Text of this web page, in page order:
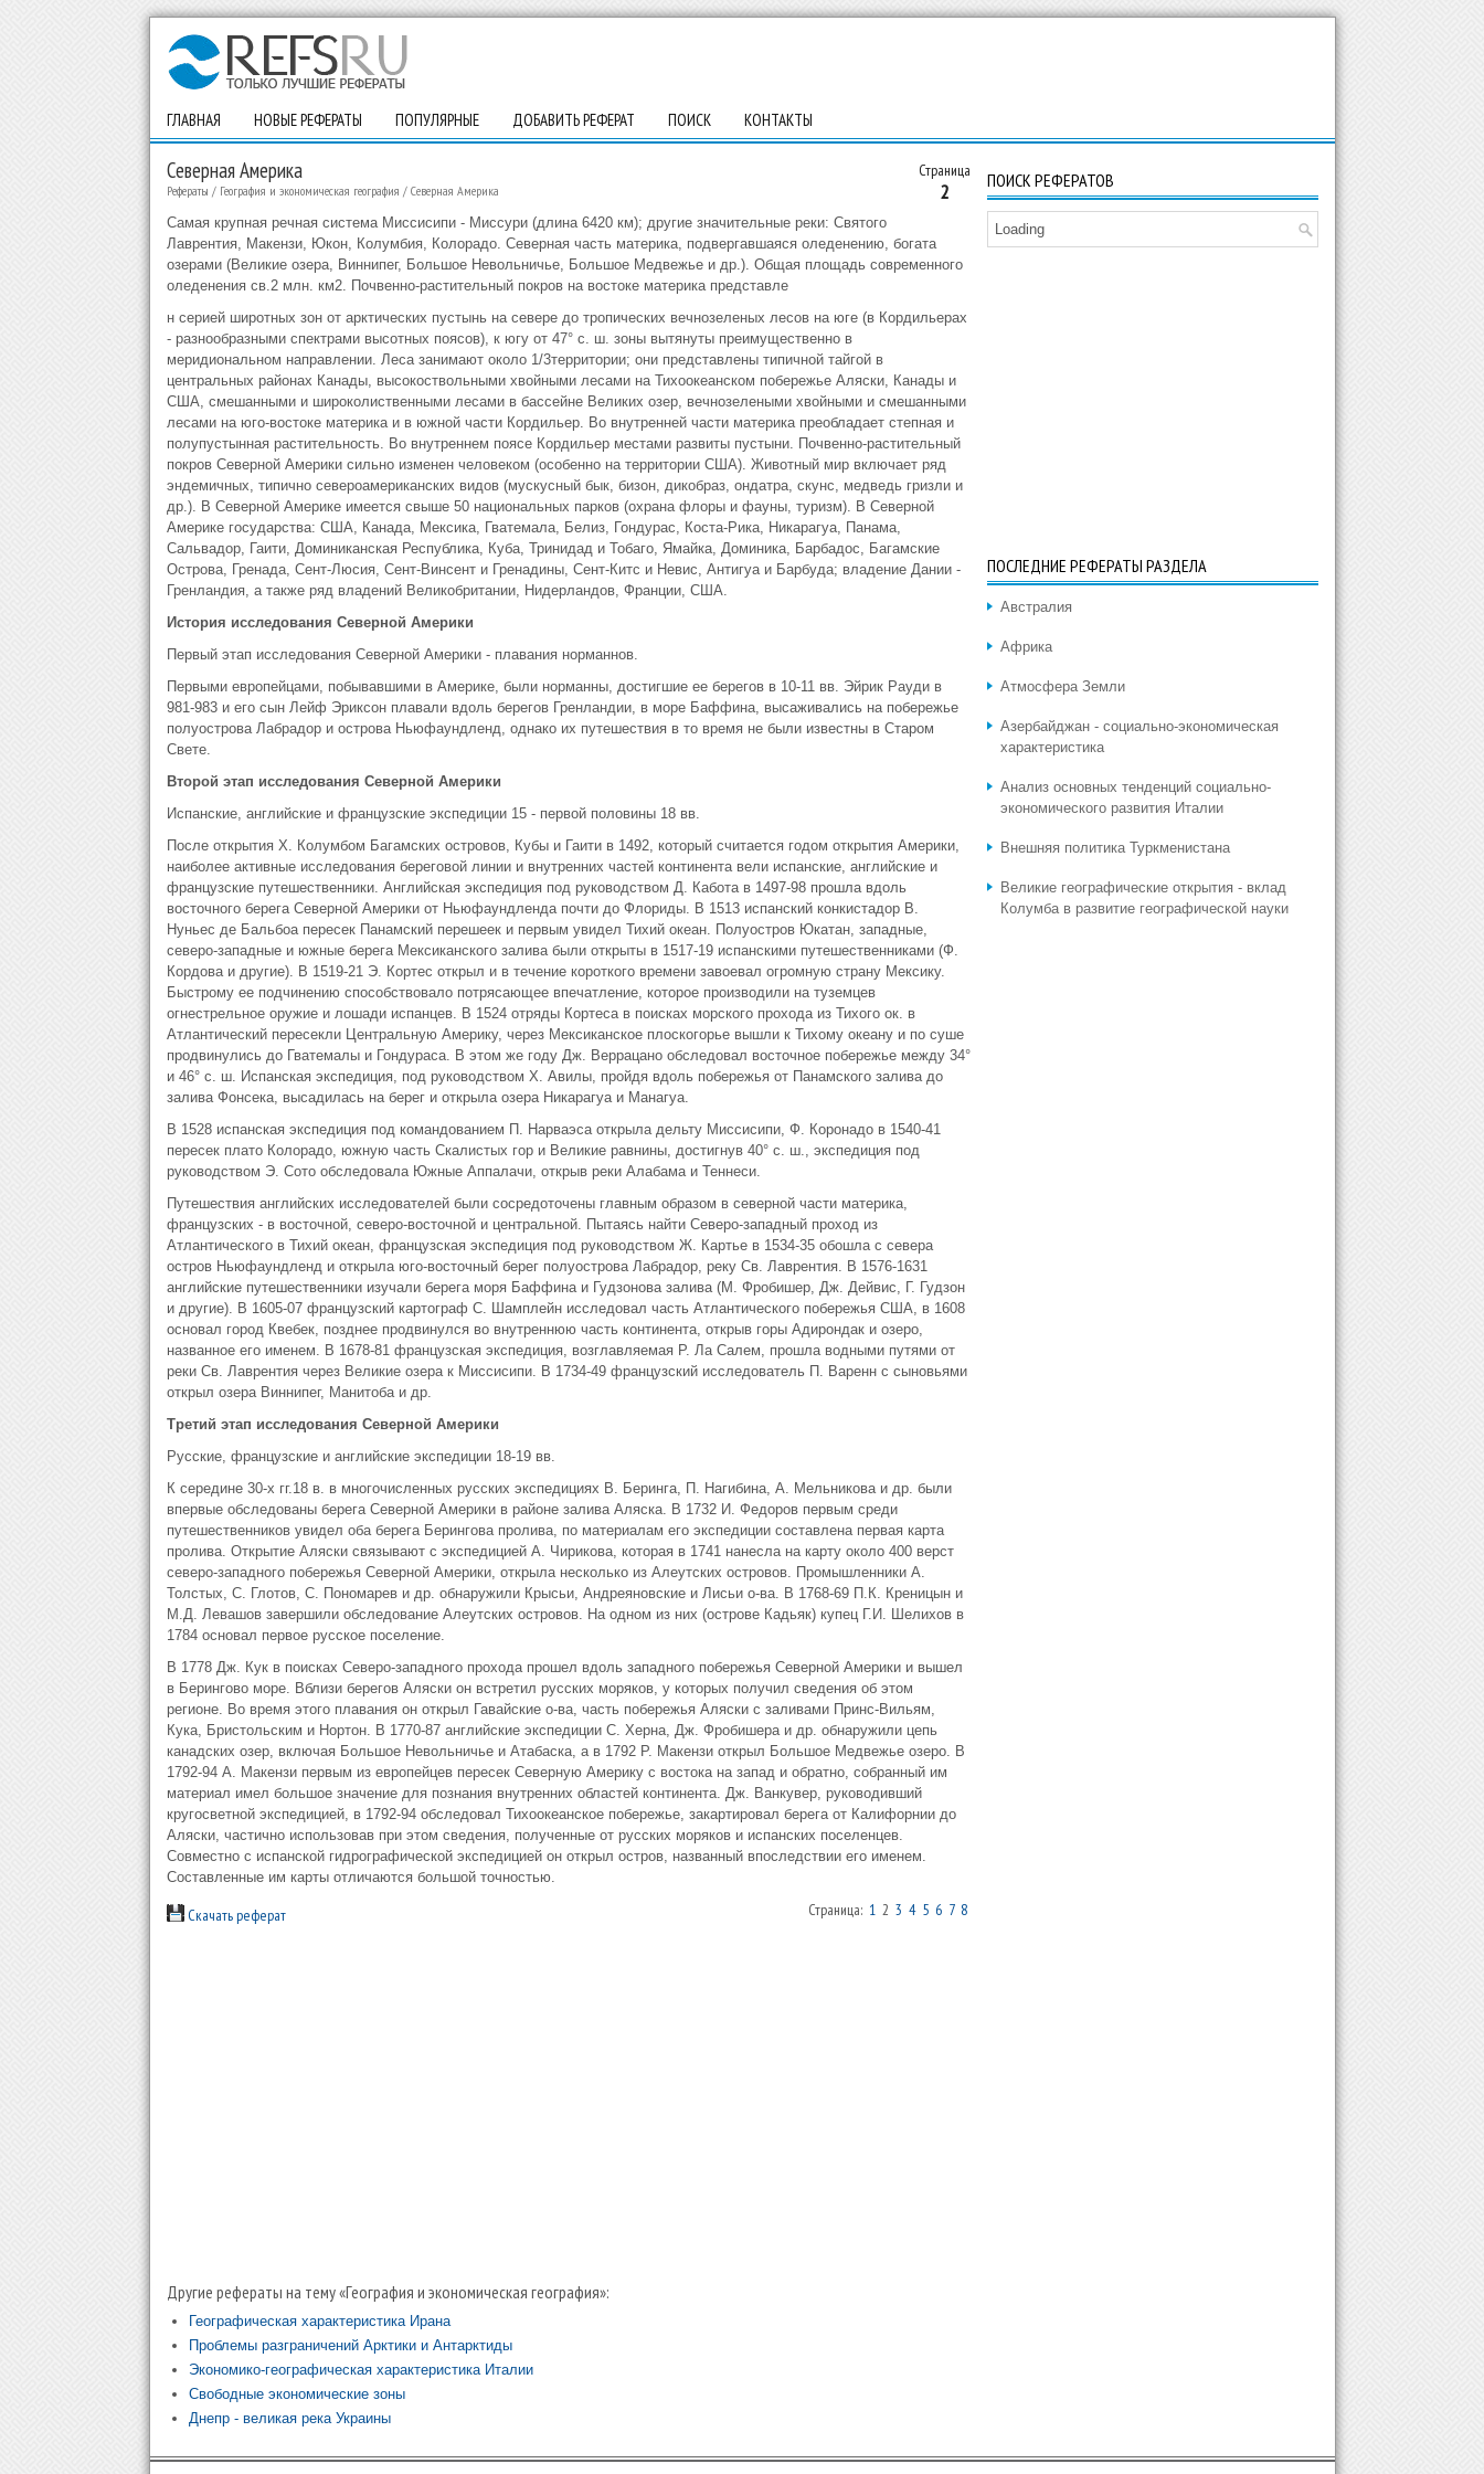
ГЛАВНАЯ НОВЫЕ РЕФЕРАТЫ ПОПУЛЯРНЫЕ ДОБАВИТЬ РЕФЕРАТ ПОИСК КОНТАКТЫ
Страница
2
Северная Америка
Рефераты / География и экономическая география / Северная Америка
Самая крупная речная система Миссисипи - Миссури (длина 6420 км); другие значительные реки: Святого
Лаврентия, Макензи, Юкон, Колумбия, Колорадо. Северная часть материка, подвергавшаяся оледенению, богата
озерами (Великие озера, Виннипег, Большое Невольничье, Большое Медвежье и др.). Общая площадь современного
оледенения св.2 млн. км2. Почвенно-растительный покров на востоке материка представле
н серией широтных зон от арктических пустынь на севере до тропических вечнозеленых лесов на юге (в Кордильерах
- разнообразными спектрами высотных поясов), к югу от 47° с. ш. зоны вытянуты преимущественно в
меридиональном направлении. Леса занимают около 1/3территории; они представлены типичной тайгой в
центральных районах Канады, высокоствольными хвойными лесами на Тихоокеанском побережье Аляски, Канады и
США, смешанными и широколиственными лесами в бассейне Великих озер, вечнозелеными хвойными и смешанными
лесами на юго-востоке материка и в южной части Кордильер. Во внутренней части материка преобладает степная и
полупустынная растительность. Во внутреннем поясе Кордильер местами развиты пустыни. Почвенно-растительный
покров Северной Америки сильно изменен человеком (особенно на территории США). Животный мир включает ряд
эндемичных, типично североамериканских видов (мускусный бык, бизон, дикобраз, ондатра, скунс, медведь гризли и
др.). В Северной Америке имеется свыше 50 национальных парков (охрана флоры и фауны, туризм). В Северной
Америке государства: США, Канада, Мексика, Гватемала, Белиз, Гондурас, Коста-Рика, Никарагуа, Панама,
Сальвадор, Гаити, Доминиканская Республика, Куба, Тринидад и Тобаго, Ямайка, Доминика, Барбадос, Багамские
Острова, Гренада, Сент-Люсия, Сент-Винсент и Гренадины, Сент-Китс и Невис, Антигуа и Барбуда; владение Дании -
Гренландия, а также ряд владений Великобритании, Нидерландов, Франции, США.
История исследования Северной Америки
Первый этап исследования Северной Америки - плавания норманнов.
Первыми европейцами, побывавшими в Америке, были норманны, достигшие ее берегов в 10-11 вв. Эйрик Рауди в
981-983 и его сын Лейф Эриксон плавали вдоль берегов Гренландии, в море Баффина, высаживались на побережье
полуострова Лабрадор и острова Ньюфаундленд, однако их путешествия в то время не были известны в Старом
Свете.
Второй этап исследования Северной Америки
Испанские, английские и французские экспедиции 15 - первой половины 18 вв.
После открытия Х. Колумбом Багамских островов, Кубы и Гаити в 1492, который считается годом открытия Америки,
наиболее активные исследования береговой линии и внутренних частей континента вели испанские, английские и
французские путешественники. Английская экспедиция под руководством Д. Кабота в 1497-98 прошла вдоль
восточного берега Северной Америки от Ньюфаундленда почти до Флориды. В 1513 испанский конкистадор В.
Нуньес де Бальбоа пересек Панамский перешеек и первым увидел Тихий океан. Полуостров Юкатан, западные,
северо-западные и южные берега Мексиканского залива были открыты в 1517-19 испанскими путешественниками (Ф.
Кордова и другие). В 1519-21 Э. Кортес открыл и в течение короткого времени завоевал огромную страну Мексику.
Быстрому ее подчинению способствовало потрясающее впечатление, которое производили на туземцев
огнестрельное оружие и лошади испанцев. В 1524 отряды Кортеса в поисках морского прохода из Тихого ок. в
Атлантический пересекли Центральную Америку, через Мексиканское плоскогорье вышли к Тихому океану и по суше
продвинулись до Гватемалы и Гондураса. В этом же году Дж. Веррацано обследовал восточное побережье между 34°
и 46° с. ш. Испанская экспедиция, под руководством Х. Авилы, пройдя вдоль побережья от Панамского залива до
залива Фонсека, высадилась на берег и открыла озера Никарагуа и Манагуа.
В 1528 испанская экспедиция под командованием П. Нарваэса открыла дельту Миссисипи, Ф. Коронадо в 1540-41
пересек плато Колорадо, южную часть Скалистых гор и Великие равнины, достигнув 40° с. ш., экспедиция под
руководством Э. Сото обследовала Южные Аппалачи, открыв реки Алабама и Теннеси.
Путешествия английских исследователей были сосредоточены главным образом в северной части материка,
французских - в восточной, северо-восточной и центральной. Пытаясь найти Северо-западный проход из
Атлантического в Тихий океан, французская экспедиция под руководством Ж. Картье в 1534-35 обошла с севера
остров Ньюфаундленд и открыла юго-восточный берег полуострова Лабрадор, реку Св. Лаврентия. В 1576-1631
английские путешественники изучали берега моря Баффина и Гудзонова залива (М. Фробишер, Дж. Дейвис, Г. Гудзон
и другие). В 1605-07 французский картограф С. Шамплейн исследовал часть Атлантического побережья США, в 1608
основал город Квебек, позднее продвинулся во внутреннюю часть континента, открыв горы Адирондак и озеро,
названное его именем. В 1678-81 французская экспедиция, возглавляемая Р. Ла Салем, прошла водными путями от
реки Св. Лаврентия через Великие озера к Миссисипи. В 1734-49 французский исследователь П. Варенн с сыновьями
открыл озера Виннипег, Манитоба и др.
Третий этап исследования Северной Америки
Русские, французские и английские экспедиции 18-19 вв.
К середине 30-х гг.18 в. в многочисленных русских экспедициях В. Беринга, П. Нагибина, А. Мельникова и др. были
впервые обследованы берега Северной Америки в районе залива Аляска. В 1732 И. Федоров первым среди
путешественников увидел оба берега Берингова пролива, по материалам его экспедиции составлена первая карта
пролива. Открытие Аляски связывают с экспедицией А. Чирикова, которая в 1741 нанесла на карту около 400 верст
северо-западного побережья Северной Америки, открыла несколько из Алеутских островов. Промышленники А.
Толстых, С. Глотов, С. Пономарев и др. обнаружили Крысьи, Андреяновские и Лисьи о-ва. В 1768-69 П.К. Креницын и
М.Д. Левашов завершили обследование Алеутских островов. На одном из них (острове Кадьяк) купец Г.И. Шелихов в
1784 основал первое русское поселение.
В 1778 Дж. Кук в поисках Северо-западного прохода прошел вдоль западного побережья Северной Америки и вышел
в Берингово море. Вблизи берегов Аляски он встретил русских моряков, у которых получил сведения об этом
регионе. Во время этого плавания он открыл Гавайские о-ва, часть побережья Аляски с заливами Принс-Вильям,
Кука, Бристольским и Нортон. В 1770-87 английские экспедиции С. Херна, Дж. Фробишера и др. обнаружили цепь
канадских озер, включая Большое Невольничье и Атабаска, а в 1792 Р. Макензи открыл Большое Медвежье озеро. В
1792-94 А. Макензи первым из европейцев пересек Северную Америку с востока на запад и обратно, собранный им
материал имел большое значение для познания внутренних областей континента. Дж. Ванкувер, руководивший
кругосветной экспедицией, в 1792-94 обследовал Тихоокеанское побережье, закартировал берега от Калифорнии до
Аляски, частично использовав при этом сведения, полученные от русских моряков и испанских поселенцев.
Совместно с испанской гидрографической экспедицией он открыл остров, названный впоследствии его именем.
Составленные им карты отличаются большой точностью.
Скачать реферат Страница: 12 3 4 5 6 7 8
Другие рефераты на тему «География и экономическая география»:
Географическая характеристика Ирана
Проблемы разграничений Арктики и Антарктиды
Экономико-географическая характеристика Италии
Свободные экономические зоны
Днепр - великая река Украины
ПОИСК РЕФЕРАТОВ
Loading
ПОСЛЕДНИЕ РЕФЕРАТЫ РАЗДЕЛА
Австралия
Африка
Атмосфера Земли
Азербайджан - социально-экономическая
характеристика
Анализ основных тенденций социально-
экономического развития Италии
Внешняя политика Туркменистана
Великие географические открытия - вклад
Колумба в развитие географической науки